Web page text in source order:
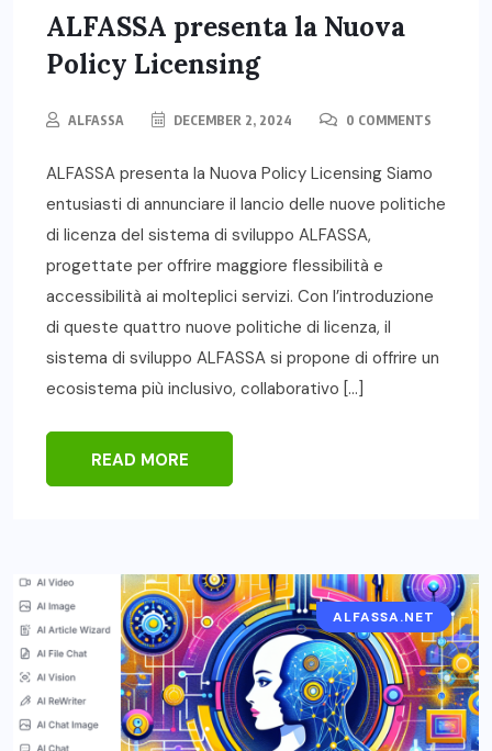
ALFASSA presenta la Nuova
Policy Licensing
ALFASSA DECEMBER 2, 2024 0 COMMENTS
ALFASSA presenta la Nuova Policy Licensing Siamo
entusiasti di annunciare il lancio delle nuove politiche
di licenza del sistema di sviluppo ALFASSA,
progettate per offrire maggiore flessibilità e
accessibilità ai molteplici servizi. Con l’introduzione
di queste quattro nuove politiche di licenza, il
sistema di sviluppo ALFASSA si propone di offrire un
ecosistema più inclusivo, collaborativo […]
READ MORE
ALFASSA.NET